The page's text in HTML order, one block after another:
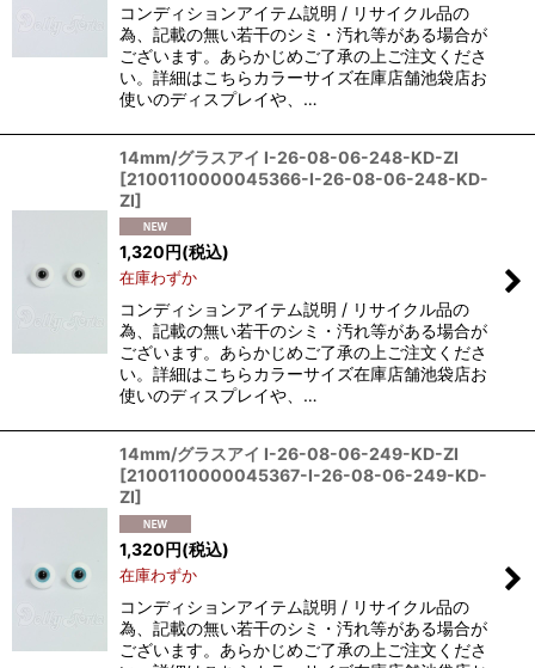
コンディションアイテム説明 / リサイクル品の
為、記載の無い若干のシミ・汚れ等がある場合が
ございます。あらかじめご了承の上ご注文くださ
い。詳細はこちらカラーサイズ在庫店舗池袋店お
使いのディスプレイや、…
14mm/グラスアイ I-26-08-06-248-KD-ZI
[2100110000045366-I-26-08-06-248-KD-
ZI]
1,320円(税込)
在庫わずか
コンディションアイテム説明 / リサイクル品の
為、記載の無い若干のシミ・汚れ等がある場合が
ございます。あらかじめご了承の上ご注文くださ
い。詳細はこちらカラーサイズ在庫店舗池袋店お
使いのディスプレイや、…
14mm/グラスアイ I-26-08-06-249-KD-ZI
[2100110000045367-I-26-08-06-249-KD-
ZI]
1,320円(税込)
在庫わずか
コンディションアイテム説明 / リサイクル品の
為、記載の無い若干のシミ・汚れ等がある場合が
ございます。あらかじめご了承の上ご注文くださ